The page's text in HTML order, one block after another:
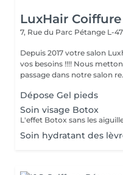
LuxHair Coiffure
7, Rue du Parc Pétange L-
Depuis 2017 votre salon
vos besoins !!!! Nous mettons tout en oeuvre pour que votre
passage dans notre salon
Dépose Gel pieds
Soin visage Botox
Soin hydratant des